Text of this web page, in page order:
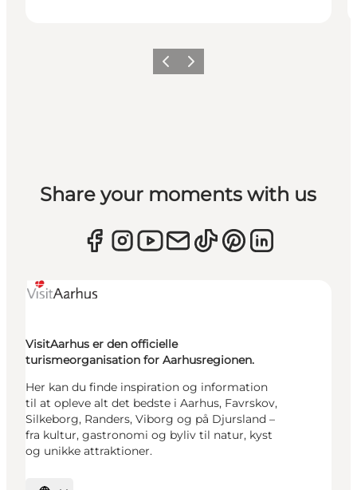
ForrigeNæste
Share your moments with us
VisitAarhus er den officielle
turismeorganisation for Aarhusregionen.
Her kan du finde inspiration og information
til at opleve alt det bedste i Aarhus, Favrskov,
Silkeborg, Randers, Viborg og på Djursland –
fra kultur, gastronomi og byliv til natur, kyst
og unikke attraktioner.